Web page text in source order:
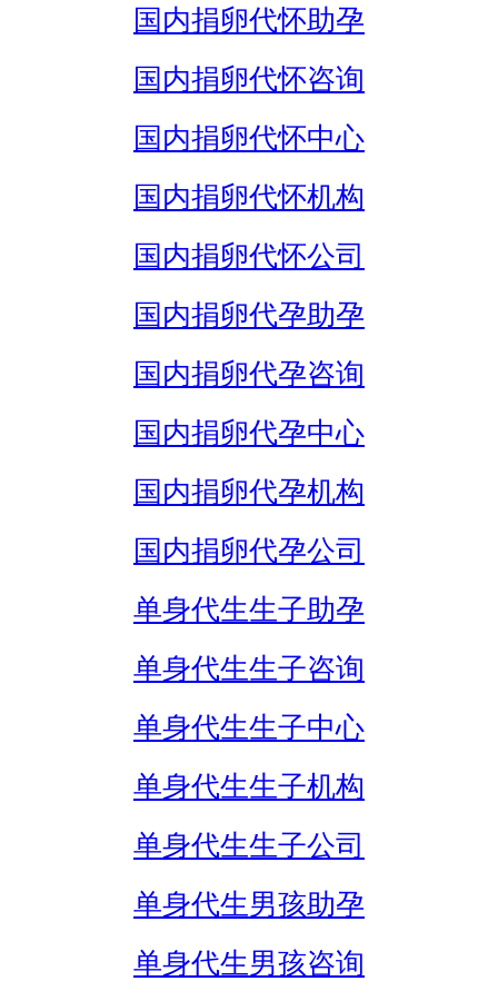
国内捐卵代怀助孕
国内捐卵代怀咨询
国内捐卵代怀中心
国内捐卵代怀机构
国内捐卵代怀公司
国内捐卵代孕助孕
国内捐卵代孕咨询
国内捐卵代孕中心
国内捐卵代孕机构
国内捐卵代孕公司
单身代生生子助孕
单身代生生子咨询
单身代生生子中心
单身代生生子机构
单身代生生子公司
单身代生男孩助孕
单身代生男孩咨询